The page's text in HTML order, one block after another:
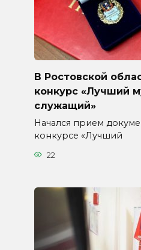
В Ростовской
конкурс «Лучший
служащий»
Начался прием
конкурсе «Лучший
22